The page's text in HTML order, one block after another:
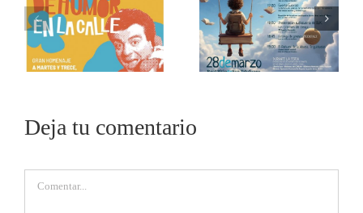
Deja tu comentario